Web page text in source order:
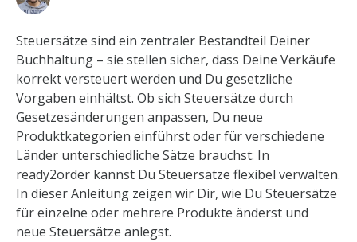
Steuersätze sind ein zentraler Bestandteil Deiner
Buchhaltung – sie stellen sicher, dass Deine Verkäufe
korrekt versteuert werden und Du gesetzliche
Vorgaben einhältst. Ob sich Steuersätze durch
Gesetzesänderungen anpassen, Du neue
Produktkategorien einführst oder für verschiedene
Länder unterschiedliche Sätze brauchst: In
ready2order kannst Du Steuersätze flexibel verwalten.
In dieser Anleitung zeigen wir Dir, wie Du Steuersätze
für einzelne oder mehrere Produkte änderst und
neue Steuersätze anlegst.